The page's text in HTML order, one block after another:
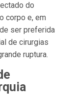
do
corpo e, em
ser preferida
de cirurgias
ruptura.